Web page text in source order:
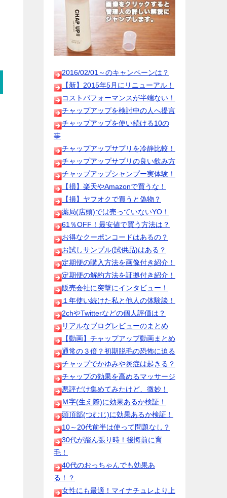
2016/02/01～のキャンペーンは？
【新】2015年5月にリニューアル！
コストパフォーマンスが半端ない！
チャップアップを検討中の人へ提言
チャップアップを使い続ける10の
事
チャップアップサプリを冷静比較！
チャップアップサプリの良い飲み方
チャップアップシャンプー実体験！
【損】楽天やAmazonで買うな！
【損】ヤフオクで買うと偽物？
薬局(店頭)では売っていないYO！
61％OFF！最安値で買う方法は？
お得なクーポンコードはあるの？
お試しサンプル(試供品)はある？
定期便の購入方法を画像付き紹介！
定期便の解約方法を証拠付き紹介！
販売会社に突撃にインタビュー！
１年使い続けた私と他人の体験談！
2chやTwitterなどの個人評価は？
リアルなブログレビューのまとめ
【動画】チャップアップ動画まとめ
通常の３倍？初期脱毛の恐怖に迫る
チャップでかゆみや炎症は起きる？
チャップの効果を高めるマッサージ
悪評だけ集めてみたけど、微妙！
Ｍ字(生え際)に効果あるか検証！
頭頂部(つむじ)に効果あるか検証！
10～20代前半は使って問題なし？
30代が踏ん張り時！後悔前に育
毛！
40代のおっちゃんでも効果あ
る！？
女性にも最適！マイナチュレより上